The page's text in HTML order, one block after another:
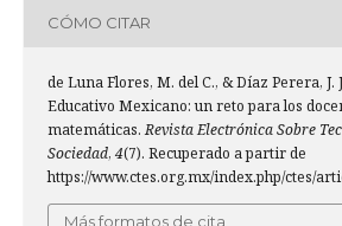
CÓMO CITAR
de Luna Flores, M. del C., & Díaz Perera, J.
Educativo Mexicano: un reto para los
matemáticas.Revista Electrónica Sobre
Sociedad, 4(7). Recuperado a partir de
https://www.ctes.org.mx/index.php/ctes/
Más formatos de cita